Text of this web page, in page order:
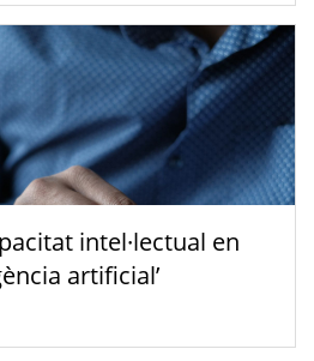
intel·lectual en
artificial’